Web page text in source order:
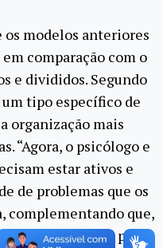
os modelos anteriores
comparação com o
e divididos. Segundo
tipo específico de
organização mais
“Agora, o psicólogo e
estar ativos e
de problemas que os
complementando que,
estar preparado para